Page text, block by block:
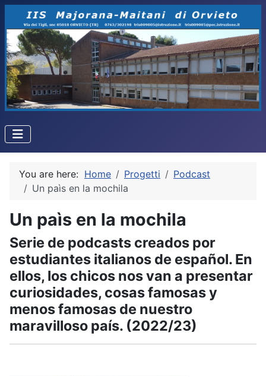
You are here: Home Progetti
Podcast
Un paìs en la mochila
Un paìs en la mochila
Serie de podcasts creados por
estudiantes italianos de español. En
ellos, los chicos nos van a presentar
curiosidades, cosas famosas y
menos famosas de nuestro
maravilloso país. (2022/23)